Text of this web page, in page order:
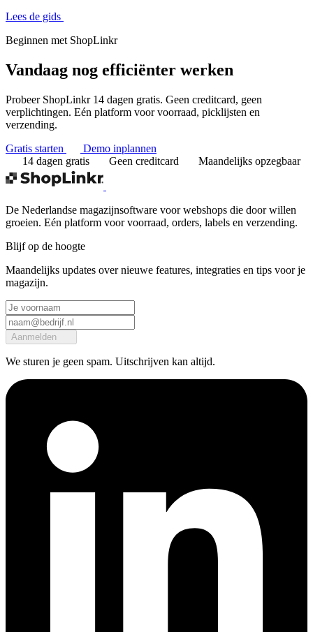
Lees de gids
Beginnen met ShopLinkr
Vandaag nog efficiënter werken
Probeer ShopLinkr 14 dagen gratis. Geen creditcard, geen
verplichtingen. Eén platform voor voorraad, picklijsten en
verzending.
Gratis starten
Demo inplannen
14 dagen gratis
Geen creditcard Maandelijks opzegbaar
De Nederlandse magazijnsoftware voor webshops die door willen
groeien. Eén platform voor voorraad, orders, labels en verzending.
Blijf op de hoogte
Maandelijks updates over nieuwe features, integraties en tips voor je
magazijn.
Aanmelden
We sturen je geen spam. Uitschrijven kan altijd.